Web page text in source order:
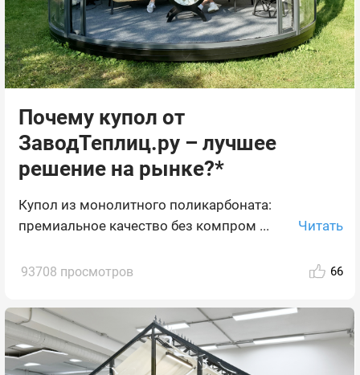
Почему купол от
ЗаводТеплиц.ру – лучшее
решение на рынке?*
Купол из монолитного поликарбоната:
премиальное качество без компром ...
Читать
93708 просмотров 66